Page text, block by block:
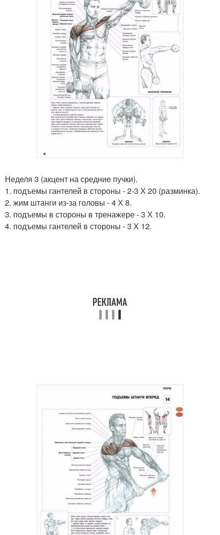
Неделя 3 (акцент на средние пучки).
1. подъемы гантелей в стороны - 2-3 Х 20 (разминка).
2. жим штанги из-за головы - 4 Х 8.
3. подъемы в стороны в тренажере - 3 Х 10.
4. подъемы гантелей в стороны - 3 Х 12.